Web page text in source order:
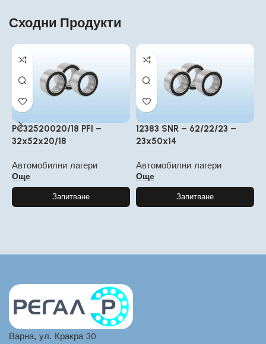
Сходни Продукти
PC32520020/18 PFI –
32x52x20/18
Автомобилни лагери
Още
Запитване
12383 SNR – 62/22/23 –
23x50x14
Автомобилни лагери
Още
Запитване
Варна, ул. Кракра 30